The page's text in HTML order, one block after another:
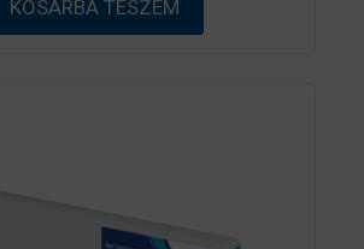
l
KOSÁRBA TESZEM